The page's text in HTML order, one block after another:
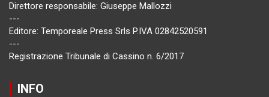
Direttore responsabile: Giuseppe Mallozzi
---
Editore: Temporeale Press Srls P.IVA 02842520591
---
Registrazione Tribunale di Cassino n. 6/2017
INFO